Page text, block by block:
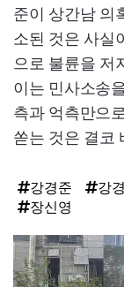
준이 상간남 의
소된 것은 사실
으로 불륜을 저
이는 민사소송
측과 억측만으
쏟는 것은 결코
강경준 강
장신영
탑
라
인